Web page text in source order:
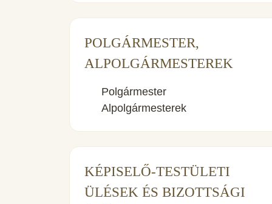
POLGÁRMESTER,
ALPOLGÁRMESTEREK
Polgármester
Alpolgármesterek
KÉPISELŐ-TESTÜLETI
ÜLÉSEK ÉS BIZOTTSÁGI